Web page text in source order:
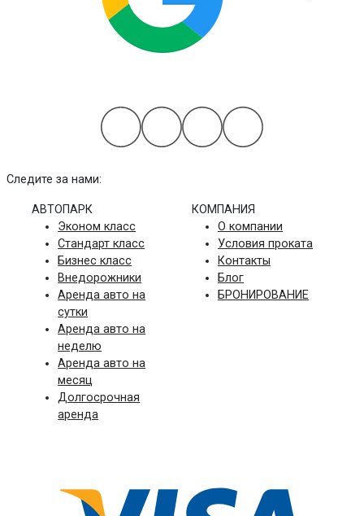
Следите за нами:
АВТОПАРК
Эконом класс
Стандарт класс
Бизнес класс
Внедорожники
Аренда авто на
сутки
Аренда авто на
неделю
Аренда авто на
месяц
Долгосрочная
аренда
КОМПАНИЯ
О компании
Условия проката
Контакты
Блог
БРОНИРОВАНИЕ